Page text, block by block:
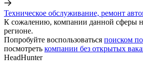
Техническое обслуживание, ремонт
К сожалению, компании данной сферы
регионе.
Попробуйте воспользоваться поиском
посмотреть компании без открытых
HeadHunter